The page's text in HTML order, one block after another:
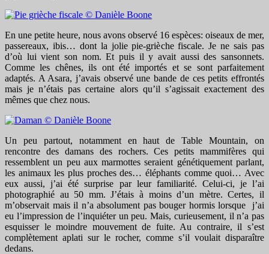
En une petite heure, nous avons observé 16 espèces: oiseaux de mer,
passereaux, ibis… dont la jolie pie-grièche fiscale. Je ne sais pas
d’où lui vient son nom. Et puis il y avait aussi des sansonnets.
Comme les chênes, ils ont été importés et se sont parfaitement
adaptés. A Asara, j’avais observé une bande de ces petits effrontés
mais je n’étais pas certaine alors qu’il s’agissait exactement des
mêmes que chez nous.
Un peu partout, notamment en haut de Table Mountain, on
rencontre des damans des rochers. Ces petits mammifères qui
ressemblent un peu aux marmottes seraient génétiquement parlant,
les animaux les plus proches des… éléphants comme quoi… Avec
eux aussi, j’ai été surprise par leur familiarité. Celui-ci, je l’ai
photographié au 50 mm. J’étais à moins d’un mètre. Certes, il
m’observait mais il n’a absolument pas bouger hormis lorsque j’ai
eu l’impression de l’inquiéter un peu. Mais, curieusement, il n’a pas
esquisser le moindre mouvement de fuite. Au contraire, il s’est
complètement aplati sur le rocher, comme s’il voulait disparaître
dedans.